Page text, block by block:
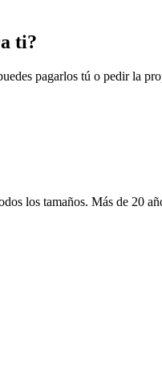
ti?
pagarlos tú o pedir la
los tamaños. Más de 20